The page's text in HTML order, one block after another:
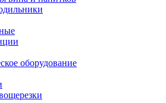
оборудование